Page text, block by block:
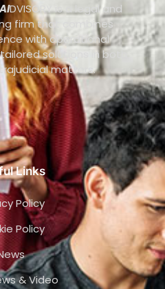
AIDVISORY is a legal and
firm that combines
with operational
solutions in both
matters.
Links
Policy
Policy
& Video